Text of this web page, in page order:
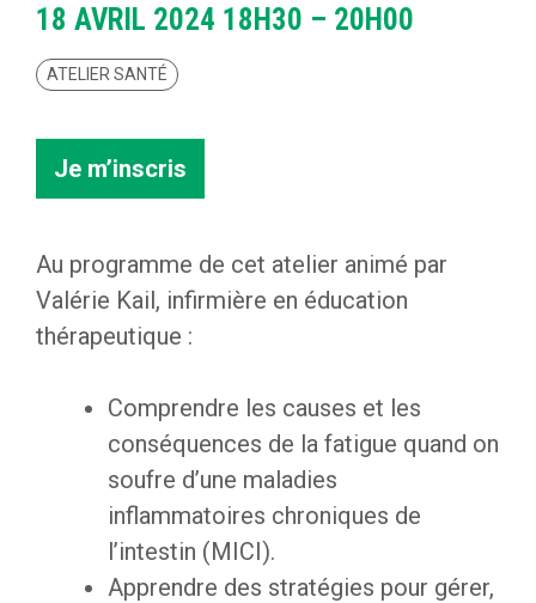
18 AVRIL 2024 18H30 – 20H00
ATELIER SANTÉ
Je m’inscris
Au programme de cet atelier animé par
Valérie Kail, infirmière en éducation
thérapeutique :
Comprendre les causes et les
conséquences de la fatigue quand on
soufre d’une maladies
inflammatoires chroniques de
l’intestin (MICI).
Apprendre des stratégies pour gérer,